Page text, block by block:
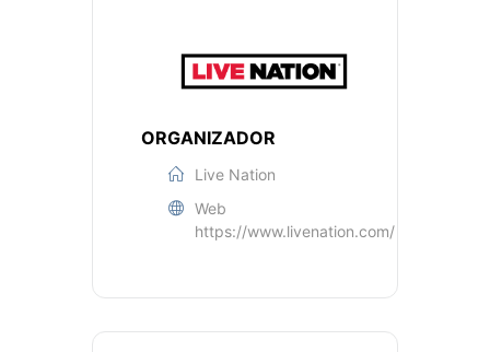
ORGANIZADOR
Live Nation
Web
https://www.livenation.com/